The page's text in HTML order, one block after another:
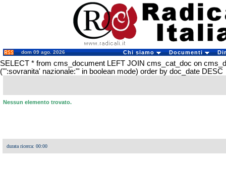
dom 09 ago. 2026 Chi siamo Documenti
SELECT * from cms_document LEFT JOIN cms_cat_doc on
('":sovranita' nazionale:"' in boolean mode) order by doc_date DESC
Nessun elemento trovato.
durata ricerca: 00:00